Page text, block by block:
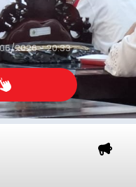
2026 - 20:33